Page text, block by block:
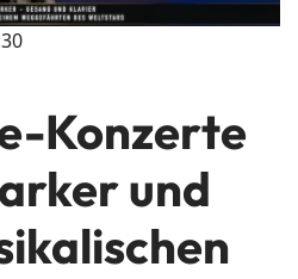
Konzerte
und